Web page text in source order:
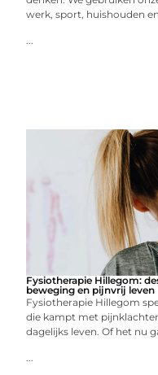
werk, sport, huishouden
...
Fysiotherapie Hillegom:
beweging en pijnvrij leven
Fysiotherapie Hillegom
die kampt met
dagelijks leven. Of het nu
...